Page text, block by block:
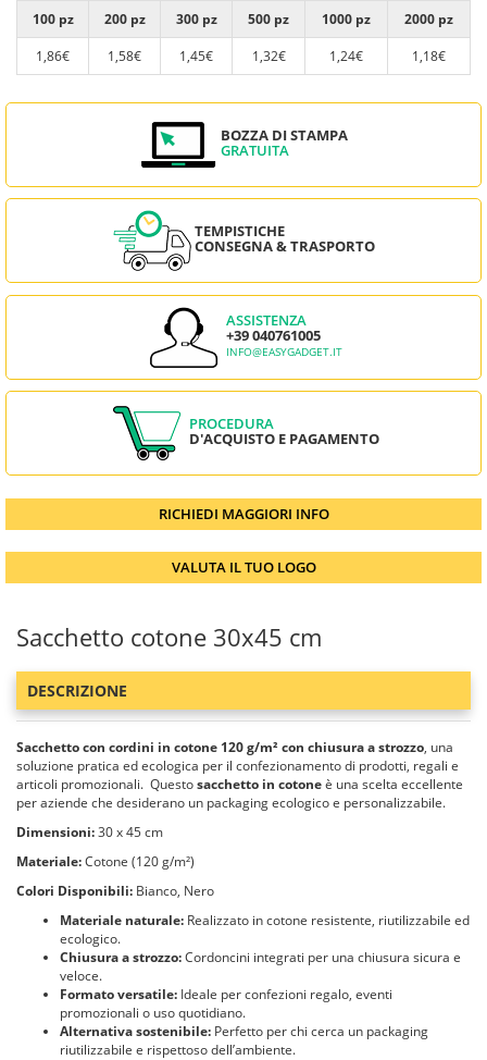
100 pz 200 pz 300 pz 500 pz 1000 pz
2000 pz
1,86€
1,58€ 1,45€ 1,32€ 1,24€ 1,18€
BOZZA DI STAMPA
GRATUITA
TEMPISTICHE
CONSEGNA & TRASPORTO
ASSISTENZA
+39 040761005
INFO@EASYGADGET.IT
PROCEDURA
D'ACQUISTO E PAGAMENTO
RICHIEDI MAGGIORI INFO
VALUTA IL TUO LOGO
Sacchetto cotone 30x45 cm
DESCRIZIONE
Sacchetto con cordini in cotone 120 g/m² con chiusura a strozzo, una
soluzione pratica ed ecologica per il confezionamento di prodotti, regali e
articoli promozionali. Questosacchetto in cotoneè una scelta eccellente
per aziende che desiderano un packaging ecologico e personalizzabile.
Dimensioni:30 x 45 cm
Materiale:Cotone (120 g/m²)
Colori Disponibili: Bianco, Nero
Materiale naturale: Realizzato in cotone resistente, riutilizzabile ed
ecologico.
Chiusura a strozzo:Cordoncini integrati per una chiusura sicura e
veloce.
Formato versatile: Ideale per confezioni regalo, eventi
promozionali o uso quotidiano.
Alternativa sostenibile: Perfetto per chi cerca un packaging
riutilizzabile e rispettoso dell’ambiente.